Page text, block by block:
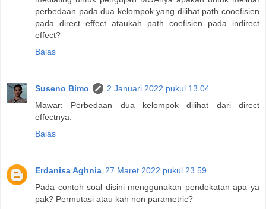
perbedaan pada dua kelompok yang dilihat path cooefisien
pada direct effect ataukah path coefisien pada indirect
effect?
Balas
Suseno Bimo
2 Januari 2022 pukul 13.04
Mawar: Perbedaan dua kelompok dilihat dari direct
effectnya.
Balas
Erdanisa Aghnia 27 Maret 2022 pukul 23.59
Pada contoh soal disini menggunakan pendekatan apa ya
pak? Permutasi atau kah non parametric?